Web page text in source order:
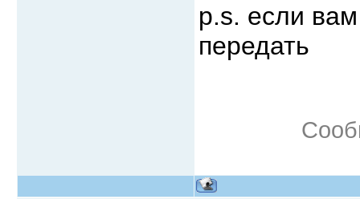
p.s. если
передать